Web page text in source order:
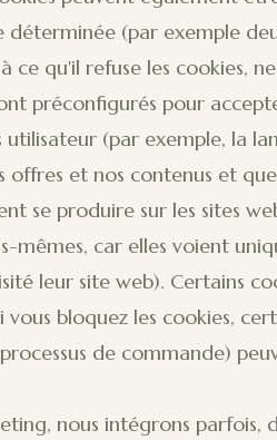
(par exemple
qu'il refuse les cookies,
préconfigurés pour
(par exemple, la
et nos contenus et
se produire sur les sites
mêmes, car elles voient
leur site web). Certains
vous bloquez les cookies,
de commande)
nous intégrons parfois,